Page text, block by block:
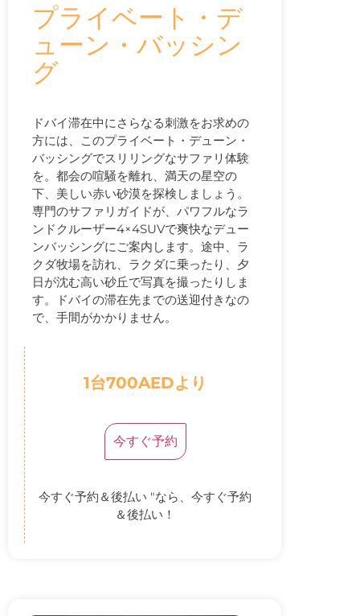
プライベート・デ
ューン・バッシン
グ
ドバイ滞在中にさらなる刺激をお求めの
方には、このプライベート・デューン・
バッシングでスリリングなサファリ体験
を。都会の喧騒を離れ、満天の星空の
下、美しい赤い砂漠を探検しましょう。
専門のサファリガイドが、パワフルなラ
ンドクルーザー4×4SUVで爽快なデュー
ンバッシングにご案内します。途中、ラ
クダ牧場を訪れ、ラクダに乗ったり、夕
日が沈む高い砂丘で写真を撮ったりしま
す。ドバイの滞在先までの送迎付きなの
で、手間がかかりません。
1台700AEDより
今すぐ予約
今すぐ予約＆後払い "なら、今すぐ予約
＆後払い！